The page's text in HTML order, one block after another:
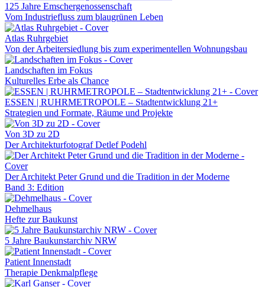
125 Jahre Emschergenossenschaft
Vom Industriefluss zum blaugrünen Leben
Atlas Ruhrgebiet
Von der Arbeitersiedlung bis zum experimentellen Wohnungsbau
Landschaften im Fokus
Kulturelles Erbe als Chance
ESSEN | RUHRMETROPOLE – Stadtentwicklung 21+
Strategien und Formate, Räume und Projekte
Von 3D zu 2D
Der Architekturfotograf Detlef Podehl
Der Architekt Peter Grund und die Tradition in der Moderne
Band 3: Edition
Dehmelhaus
Hefte zur Baukunst
5 Jahre Baukunstarchiv NRW
Patient Innenstadt
Therapie Denkmalpflege